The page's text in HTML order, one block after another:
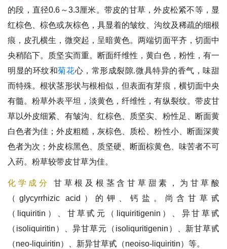
的段，直径0.6～3.3厘米。带皮的甘草，外皮松紧不等，显
红棕色、棕色或灰棕色，具显着的皱纹、沟纹及稀疏的细根
痕，皮孔横生，微突起，呈暗黄色。两端切面平齐，切面中
央稍陷下。质坚实而重。断面纤维性，黄白色，粉性，有一
明显的环纹和菊花心，常形成裂隙.微具特异的香气，味甜
而特殊。根状茎形状与根相似，但表面有芽痕，横切面中央
有髓。粉草外表平坦，淡黄色，纤维性，有纵裂纹。带皮甘
草以外皮细紧、有皱沟、红棕色、质坚实、粉性足、断面黄
白色者为佳；外皮粗糙，灰棕色、质松、粉性小、断面深黄
色者为次；外皮棕黑色、质坚硬、断面棕黄色、味苦者不可
入药。粉草较带皮甘草为佳。
化学成分
甘草根及根茎含甘草甜素，为甘草酸
（glycyrrhizic acid）的钾、钙盐。尚含甘草甙
（liquiritin）、甘草甙元（liquiritigenin）、异甘草甙
（isoliquiritin）、异甘草元（isoliquritigenin）、新甘草甙
（neo-liquiritin）、新异甘草甙（neoiso-liquiritin）等。